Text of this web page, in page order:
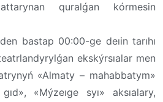
quralǵan kórmesin
bastap 00:00-ge deıin tarıhı
ekskýrsıalar men
«Almaty – mahabbatym»
«Mýzeıge syı» aksıalary,